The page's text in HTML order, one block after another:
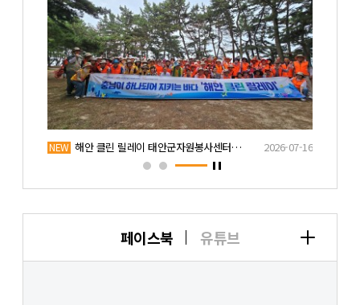
NEW 해안 클린 릴레이 태안군자원봉사센터 활동 2026-07-16
페이스북 유튜브